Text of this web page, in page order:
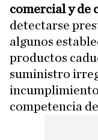
comercial y de
detectarse
algunos
productos
suministro
competencia